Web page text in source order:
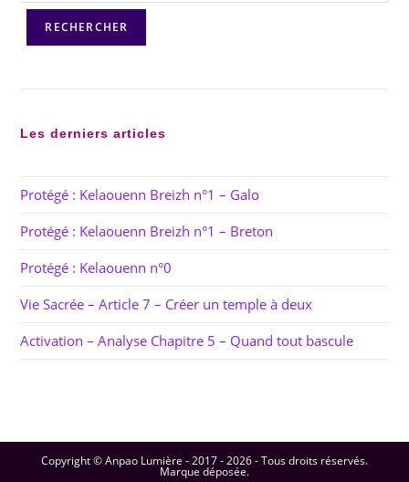
RECHERCHER
Les derniers articles
Protégé : Kelaouenn Breizh n°1 – Galo
Protégé : Kelaouenn Breizh n°1 – Breton
Protégé : Kelaouenn n°0
Vie Sacrée – Article 7 – Créer un temple à deux
Activation – Analyse Chapitre 5 – Quand tout bascule
Copyright © Anpao Lumière - 2017 - 2026 - Tous droits réservés.
Marque déposée.